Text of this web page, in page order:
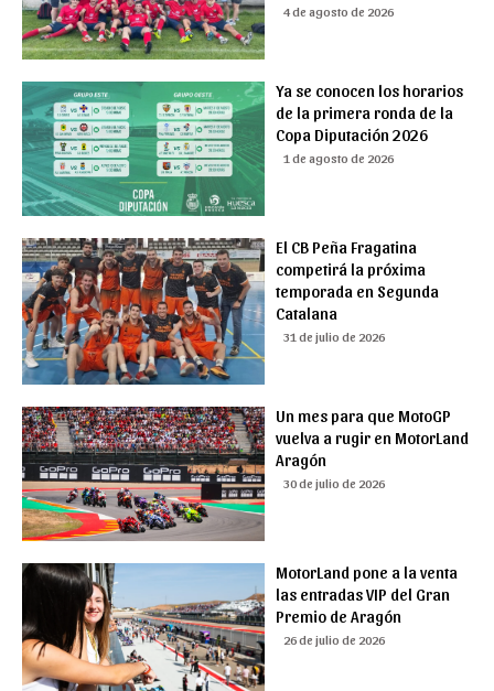
4 de agosto de 2026
Ya se conocen los horarios
de la primera ronda de la
Copa Diputación 2026
1 de agosto de 2026
El CB Peña Fragatina
competirá la próxima
temporada en Segunda
Catalana
31 de julio de 2026
Un mes para que MotoGP
vuelva a rugir en MotorLand
Aragón
30 de julio de 2026
MotorLand pone a la venta
las entradas VIP del Gran
Premio de Aragón
26 de julio de 2026